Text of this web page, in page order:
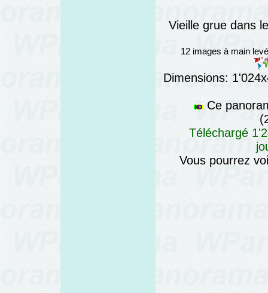
Vieille grue dans
12 images à main
Dimensions:
Ce
Téléchargé
Vous pourrez